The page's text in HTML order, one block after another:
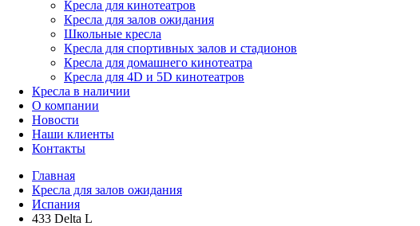
Кресла для кинотеатров
Кресла для залов ожидания
Школьные кресла
Кресла для спортивных залов и стадионов
Кресла для домашнего кинотеатра
Кресла для 4D и 5D кинотеатров
Кресла в наличии
О компании
Новости
Наши клиенты
Контакты
Главная
Кресла для залов ожидания
Испания
433 Delta L